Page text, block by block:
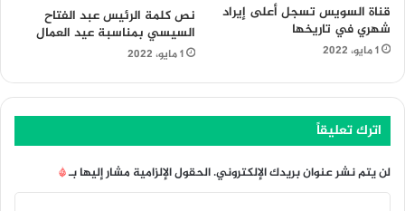
قناة السويس تسجل أعلى إيراد
شهري في تاريخها
1 مايو، 2022
نص كلمة الرئيس عبد الفتاح
السيسي بمناسبة عيد العمال
1 مايو، 2022
اترك تعليقاً
لن يتم نشر عنوان بريدك الإلكتروني.الحقول الإلزامية مشار إليها بـ*